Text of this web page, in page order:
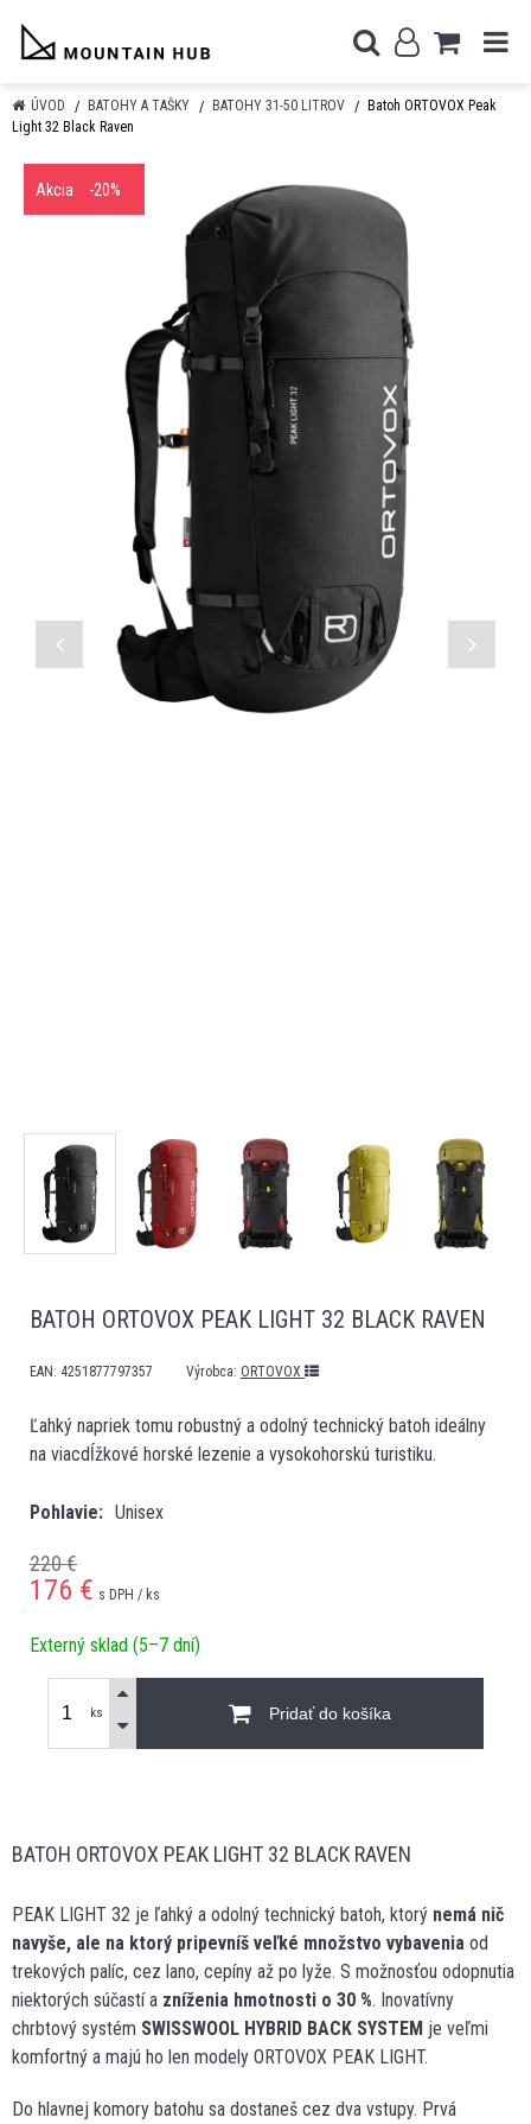
ÚVOD BATOHY A TAŠKY BATOHY 31-50 LITROV
Batoh ORTOVOX Peak
Light 32 Black Raven
Akcia -20%
BATOH ORTOVOX PEAK LIGHT 32 BLACK RAVEN
EAN: 4251877797357 Výrobca: ORTOVOX
Ľahký napriek tomu robustný a odolný technický batoh ideálny
na viacdĺžkové horské lezenie a vysokohorskú turistiku.
Pohlavie Unisex
220 €
176 € s DPH / ks
Externý sklad (5–7 dní)
ks Pridať do košíka
BATOH ORTOVOX PEAK LIGHT 32 BLACK RAVEN
PEAK LIGHT 32 je ľahký a odolný technický batoh, ktorý nemá nič
navyše, ale na ktorý pripevníš veľké množstvo vybavenia od
trekových palíc, cez lano, cepíny až po lyže. S možnosťou odopnutia
niektorých súčastí a zníženia hmotnosti o 30 %. Inovatívny
chrbtový systém SWISSWOOL HYBRID BACK SYSTEM je veľmi
komfortný a majú ho len modely ORTOVOX PEAK LIGHT.
Do hlavnej komory batohu sa dostaneš cez dva vstupy. Prvá